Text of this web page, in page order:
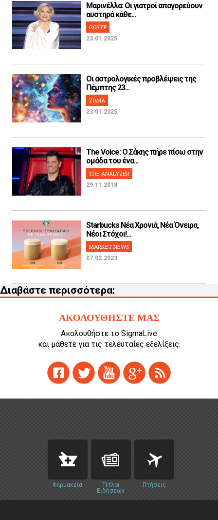
Μαρινέλλα: Οι γιατροί απαγορεύουν
αυστηρά κάθε...
GOSSIP
23.01.2025
Οι αστρολογικές προβλέψεις της
Πέμπτης 23...
ΖΩΔΙΑ
23.01.2025
The Voice: Ο Σάκης πήρε πίσω στην
ομάδα του ένα...
THE ANALYZER
29.11.2018
Starbucks Νέα Χρονιά, Νέα Όνειρα,
Νέοι Στόχοι!...
MARKET NEWS
07.02.2023
Διαβάστε περισσότερα:
ΑΚΟΛΟΥΘΗΣΤΕ ΜΑΣ
Ακολουθήστε το SigmaLive
και μάθετε για τις τελευταίες εξελίξεις.
Φαρμακεία
Τίτλοι
Ειδήσεων
Πτήσεις